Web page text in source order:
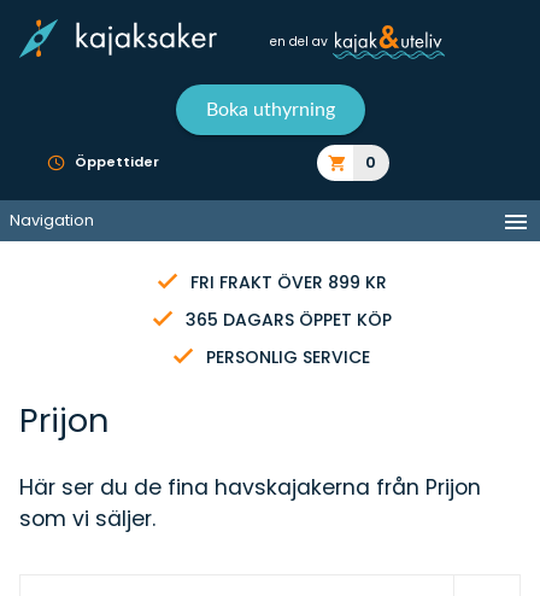
en del av
Boka uthyrning
Öppettider 0
Navigation
FRI FRAKT ÖVER 899 KR
365 DAGARS ÖPPET KÖP
PERSONLIG SERVICE
Prijon
Här ser du de fina havskajakerna från Prijon
som vi säljer.